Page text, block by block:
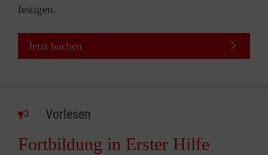
festigen.
Jetzt buchen
Vorlesen
Fortbildung in Erster Hilfe